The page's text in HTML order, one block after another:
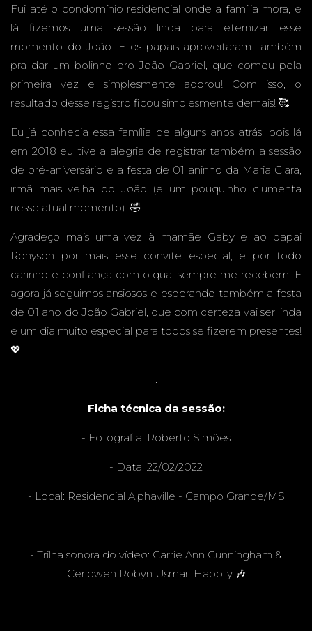
GABRIE
L, 1
ANO -
SMASH
THE
CAKE -
CAMPO
Fui até o condomínio residencial onde a família mora, e
lá fizemos uma sessão linda para eternizar esse
momento do João. E os papais aproveitaram também
pra dar um bolinho pro João Gabriel, que comeu pela
primeira vez e simplesmente adorou! Com isso, o
resultado desse registro ficou simplesmente demais! 🥰
Eu já conhecia essa família de alguns anos atrás, pois lá
em 2018 eu tive a alegria de registrar também a sessão
de pré-aniversário e a festa de 01 aninho da Maria Clara,
irmã mais velha do João (e um pouquinho ciumenta
nesse atual momento). 🤣
Agradeço mais uma vez à mamãe Gaby e ao papai
Ronyson por mais esse convite especial, e por todo
carinho e confiança com o qual sempre me recebem! E
agora já seguimos ansiosos e esperando também a festa
de 01 ano do João Gabriel, que com certeza vai ser linda
e um dia muito especial para todos se fizerem presentes!
💖
.
Ficha técnica da sessão:
- Fotografia: Roberto Simões
- Data: 22/02/2022
- Local: Residencial Alphaville - Campo Grande/MS
.
- Trilha sonora do vídeo: Carrie Ann Cunningham &
Ceridwen Robyn Usmar: Happily 🎶